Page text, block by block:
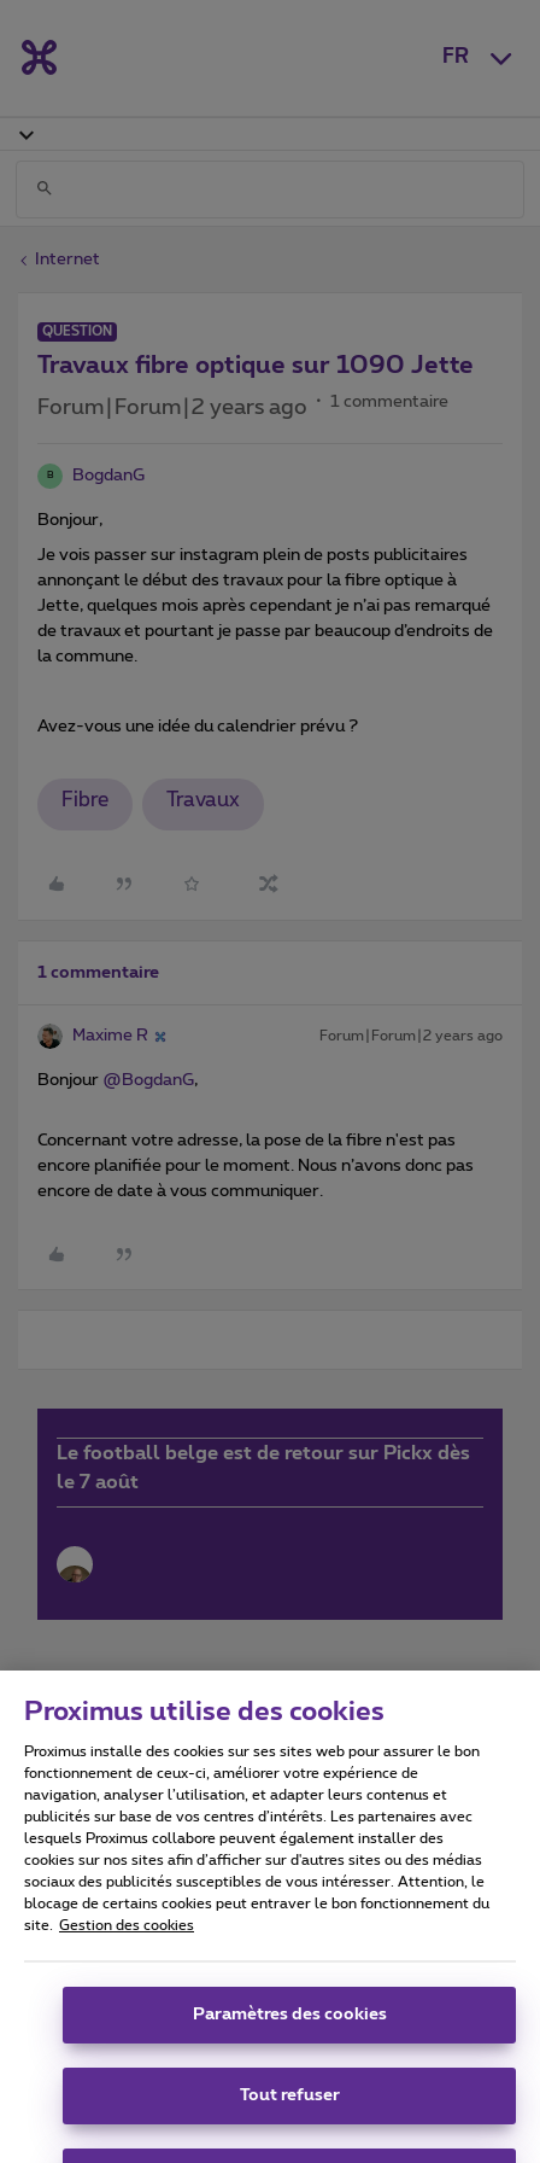
FR
Internet
QUESTION
Travaux fibre optique sur 1090 Jette
Forum|Forum|2 years ago 1 commentaire
B BogdanG
Bonjour,
Je vois passer sur instagram plein de posts publicitaires
annonçant le début des travaux pour la fibre optique à
Jette, quelques mois après cependant je n’ai pas remarqué
de travaux et pourtant je passe par beaucoup d’endroits de
la commune.
Avez-vous une idée du calendrier prévu ?
Fibre Travaux
1 commentaire
Maxime R Forum|Forum|2 years ago
Bonjour @BogdanG,
Concernant votre adresse, la pose de la fibre n'est pas
encore planifiée pour le moment. Nous n’avons donc pas
encore de date à vous communiquer.
Le football belge est de retour sur Pickx dès
le 7 août
Conditions d'utilisation Accessibility statement
Tous droits réservés. © 2026 Proximus
Conditions générales, info consommateur
Coordonnées de l’entreprise
Boulevard du Roi Albert II 27 - B-1030 Bruxelles.
Carrier & Wholesale Solutions
Proximus utilise des cookies
Proximus installe des cookies sur ses sites web pour assurer le bon
fonctionnement de ceux-ci, améliorer votre expérience de
navigation, analyser l’utilisation, et adapter leurs contenus et
publicités sur base de vos centres d’intérêts. Les partenaires avec
lesquels Proximus collabore peuvent également installer des
cookies sur nos sites afin d’afficher sur d'autres sites ou des médias
sociaux des publicités susceptibles de vous intéresser. Attention, le
blocage de certains cookies peut entraver le bon fonctionnement du
site.
Gestion des cookies
Paramètres des cookies
Tout refuser